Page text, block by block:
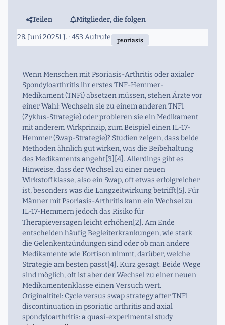
Teilen Mitglieder, die folgen
28. Juni 20251 J. · 453 Aufrufe psoriasis
Wenn Menschen mit Psoriasis-Arthritis oder axialer
Spondyloarthritis ihr erstes TNF-Hemmer-
Medikament (TNFi) absetzen müssen, stehen Ärzte vor
einer Wahl: Wechseln sie zu einem anderen TNFi
(Zyklus-Strategie) oder probieren sie ein Medikament
mit anderem Wirkprinzip, zum Beispiel einen IL-17-
Hemmer (Swap-Strategie)? Studien zeigen, dass beide
Methoden ähnlich gut wirken, was die Beibehaltung
des Medikaments angeht[3][4]. Allerdings gibt es
Hinweise, dass der Wechsel zu einer neuen
Wirkstoffklasse, also ein Swap, oft etwas erfolgreicher
ist, besonders was die Langzeitwirkung betrifft[5]. Für
Männer mit Psoriasis-Arthritis kann ein Wechsel zu
IL-17-Hemmern jedoch das Risiko für
Therapieversagen leicht erhöhen[2]. Am Ende
entscheiden häufig Begleiterkrankungen, wie stark
die Gelenkentzündungen sind oder ob man andere
Medikamente wie Kortison nimmt, darüber, welche
Strategie am besten passt[4]. Kurz gesagt: Beide Wege
sind möglich, oft ist aber der Wechsel zu einer neuen
Medikamentenklasse einen Versuch wert.
Originaltitel: Cycle versus swap strategy after TNFi
discontinuation in psoriatic arthritis and axial
spondyloarthritis: a quasi-experimental study